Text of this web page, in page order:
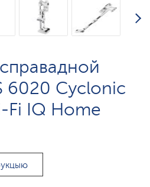
6020 Cyclonic
Fi IQ Home